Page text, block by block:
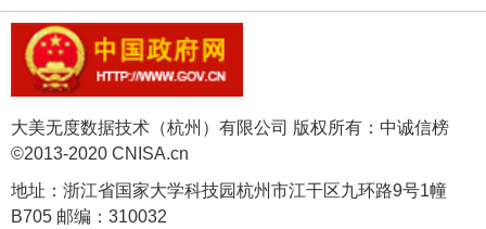
大美无度数据技术（杭州）有限公司 版权所有：中诚信榜
©2013-2020 CNISA.cn
地址：浙江省国家大学科技园杭州市江干区九环路9号1幢
B705 邮编：310032